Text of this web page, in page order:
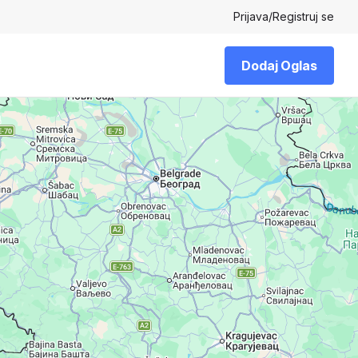
Prijava/Registruj se
Dodaj Oglas